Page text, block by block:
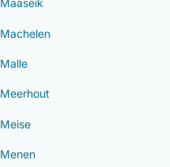
Maaseik
Machelen
Malle
Meerhout
Meise
Menen